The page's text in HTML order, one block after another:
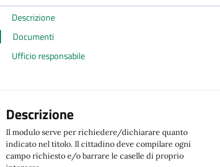
Descrizione
Documenti
Ufficio responsabile
Descrizione
Il modulo serve per richiedere/dichiarare quanto
indicato nel titolo. Il cittadino deve compilare ogni
campo richiesto e/o barrare le caselle di proprio